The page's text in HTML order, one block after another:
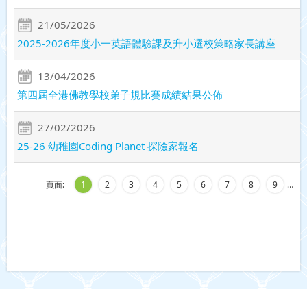
21/05/2026
2025-2026年度小一英語體驗課及升小選校策略家長講座
13/04/2026
第四屆全港佛教學校弟子規比賽成績結果公佈
27/02/2026
25-26 幼稚園Coding Planet 探險家報名
頁面: 1 2 3 4 5 6 7 8 9 …